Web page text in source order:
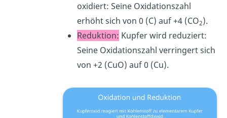
oxidiert: Seine Oxidationszahl
erhöht sich von 0 (C) auf +4 (CO2).
Reduktion: Kupfer wird reduziert:
Seine Oxidationszahl verringert sich
von +2 (CuO) auf 0 (Cu).